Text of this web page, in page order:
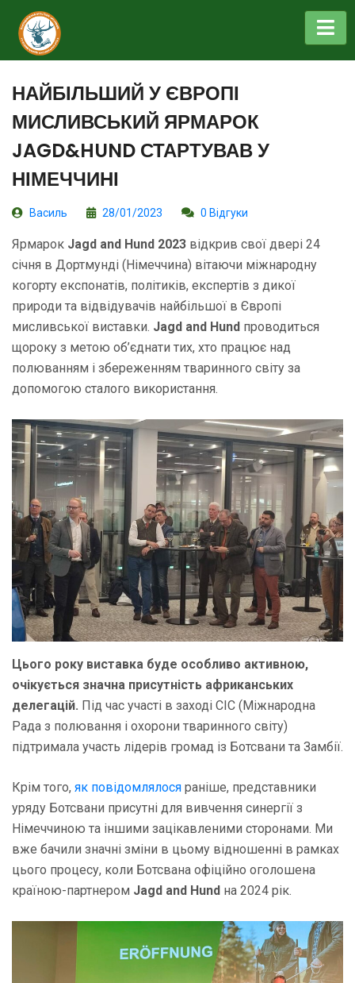
НАЙБІЛЬШИЙ У ЄВРОПІ
МИСЛИВСЬКИЙ ЯРМАРОК
JAGD&HUND СТАРТУВАВ У
НІМЕЧЧИНІ
Василь 28/01/2023 0 Відгуки
Ярмарок Jagd and Hund 2023 відкрив свої двері 24
січня в Дортмунді (Німеччина) вітаючи міжнародну
когорту експонатів, політиків, експертів з дикої
природи та відвідувачів найбільшої в Європі
мисливської виставки. Jagd and Hund проводиться
щороку з метою об’єднати тих, хто працює над
полюванням і збереженням тваринного світу за
допомогою сталого використання.
Цього року виставка буде особливо активною,
очікується значна присутність африканських
делегацій. Під час участі в заході CIC (Міжнародна
Рада з полювання і охорони тваринного світу)
підтримала участь лідерів громад із Ботсвани та Замбії.
Крім того, як повідомлялося раніше, представники
уряду Ботсвани присутні для вивчення синергії з
Німеччиною та іншими зацікавленими сторонами. Ми
вже бачили значні зміни в цьому відношенні в рамках
цього процесу, коли Ботсвана офіційно оголошена
країною-партнером Jagd and Hund на 2024 рік.